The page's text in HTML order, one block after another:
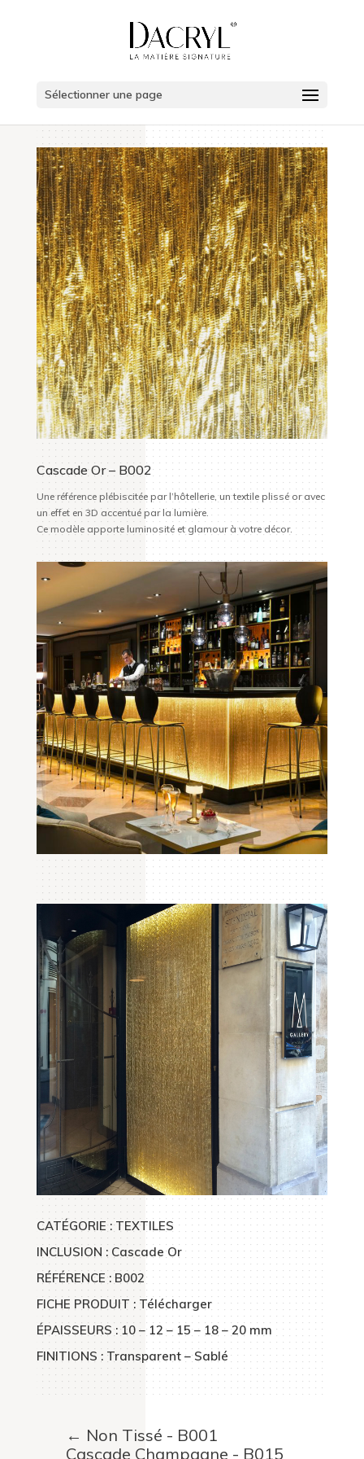
Sélectionner une page
Cascade Or – B002
Une référence plébiscitée par l’hôtellerie, un textile plissé or avec
un effet en 3D accentué par la lumière.
Ce modèle apporte luminosité et glamour à votre décor.
CATÉGORIE : TEXTILES
INCLUSION : Cascade Or
RÉFÉRENCE : B002
FICHE PRODUIT : Télécharger
ÉPAISSEURS : 10 – 12 – 15 – 18 – 20 mm
FINITIONS : Transparent – Sablé
← Non Tissé - B001
Cascade Champagne - B015